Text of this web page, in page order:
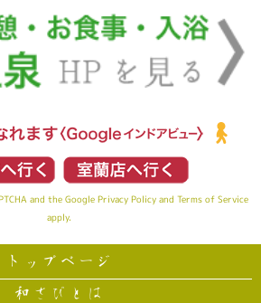
and the Google Privacy Policy and Terms of Service
apply.
トップページ
和さびとは